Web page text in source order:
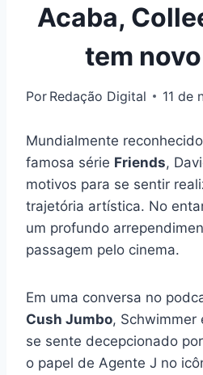
Acaba,
tem
Por Redação Digital 11 de
Mundialmente
famosa série Friends,
motivos para se sentir
trajetória artística. No
um profundo
passagem pelo cinema.
Em uma conversa no
Cush Jumbo, Schwimmer
se sente decepcionado
o papel de Agente J no